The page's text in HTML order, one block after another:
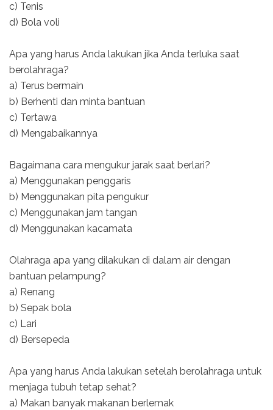
c) Tenis
d) Bola voli
Apa yang harus Anda lakukan jika Anda terluka saat
berolahraga?
a) Terus bermain
b) Berhenti dan minta bantuan
c) Tertawa
d) Mengabaikannya
Bagaimana cara mengukur jarak saat berlari?
a) Menggunakan penggaris
b) Menggunakan pita pengukur
c) Menggunakan jam tangan
d) Menggunakan kacamata
Olahraga apa yang dilakukan di dalam air dengan
bantuan pelampung?
a) Renang
b) Sepak bola
c) Lari
d) Bersepeda
Apa yang harus Anda lakukan setelah berolahraga untuk
menjaga tubuh tetap sehat?
a) Makan banyak makanan berlemak